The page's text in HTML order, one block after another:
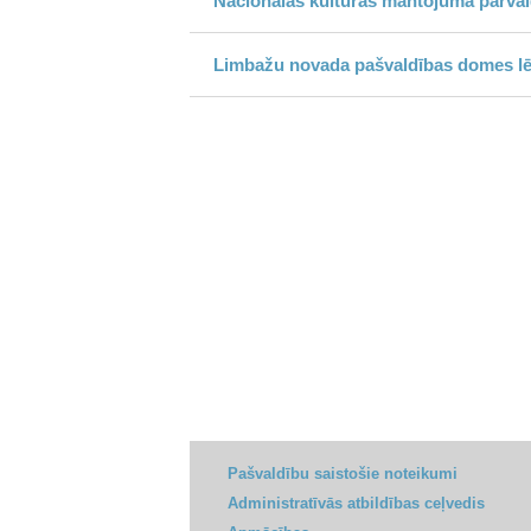
Limbažu novada pašvaldības domes
Pašvaldību saistošie noteikumi
Administratīvās atbildības ceļvedis